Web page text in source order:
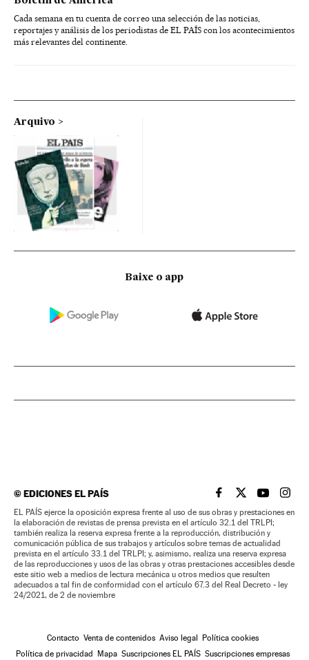
Cada semana en tu cuenta de correo una selección de las noticias,
reportajes y análisis de los periodistas de EL PAÍS con los acontecimientos
más relevantes del continente.
Arquivo
Baixe o app
©EDICIONES EL PAÍS EL PAÍS BRASIL EN
EL PAÍSEL PAÍS
EL
EL PAÍS ejerce la oposición expresa frente al uso de sus obras y prestaciones en
la elaboración de revistas de prensa prevista en el artículo 32.1 del TRLPI;
también realiza la reserva expresa frente a la reproducción, distribución y
comunicación pública de sus trabajos y artículos sobre temas de actualidad
prevista en el artículo 33.1 del TRLPI; y, asimismo, realiza una reserva expresa
de las reproducciones y usos de las obras y otras prestaciones accesibles desde
este sitio web a medios de lectura mecánica u otros medios que resulten
adecuados a tal fin de conformidad con el artículo 67.3 del Real Decreto - ley
24/2021, de 2 de noviembre
Contacto Venta de contenidos Aviso legal
Política cookies
Política de privacidad
Mapa Suscripciones EL PAÍS Suscripciones empresas